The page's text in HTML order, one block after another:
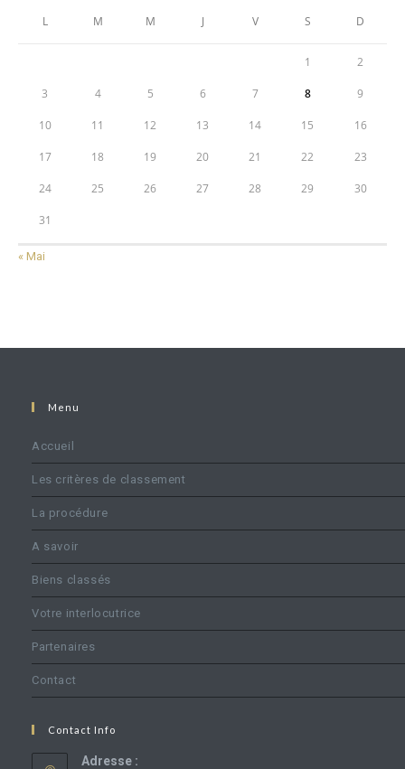
L M M J V S D
1 2
3 4 5 6 7 8 9
10 11 12 13 14 15 16
17 18 19 20 21 22 23
24 25 26 27 28 29 30
31
« Mai
Menu
Accueil
Les critères de classement
La procédure
A savoir
Biens classés
Votre interlocutrice
Partenaires
Contact
Contact Info
Adresse :